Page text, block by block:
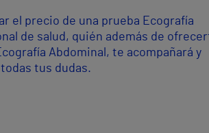
el precio de una prueba Ecografía
de salud, quién además de
Abdominal, te acompañará y
tus dudas.